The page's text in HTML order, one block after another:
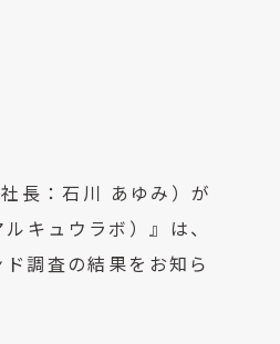
長：石川 あゆみ）が
キュウラボ）』は、
調査の結果をお知ら